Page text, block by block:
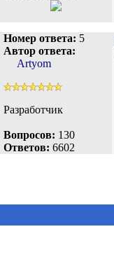
Номер ответа: 5
Автор ответа:
Artyom
Разработчик
Вопросов: 130
Ответов: 6602